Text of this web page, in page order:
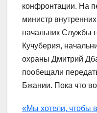
конфронтации. На
министр
начальник Службы
Кучуберия,
охраны Дмитрий
пообещали
Бжании. Пока что
«Мы хотели, чтобы